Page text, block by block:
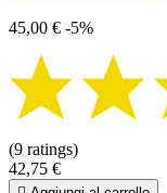
45,00 € -5%
(9 ratings)
42,75 €